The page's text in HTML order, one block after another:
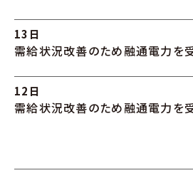
13日
需給状況改善のため融通電力を
12日
需給状況改善のため融通電力を